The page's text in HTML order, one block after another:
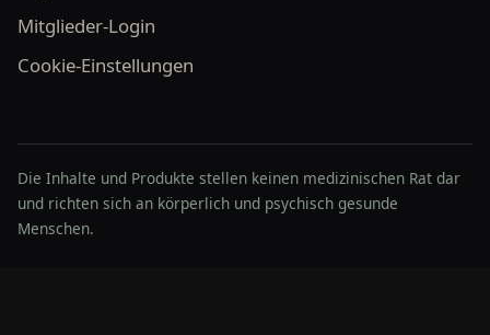
Mitglieder-Login
Cookie-Einstellungen
Die Inhalte und Produkte stellen keinen medizinischen Rat dar
und richten sich an körperlich und psychisch gesunde
Menschen.